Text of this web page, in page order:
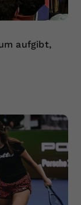
aufgibt,